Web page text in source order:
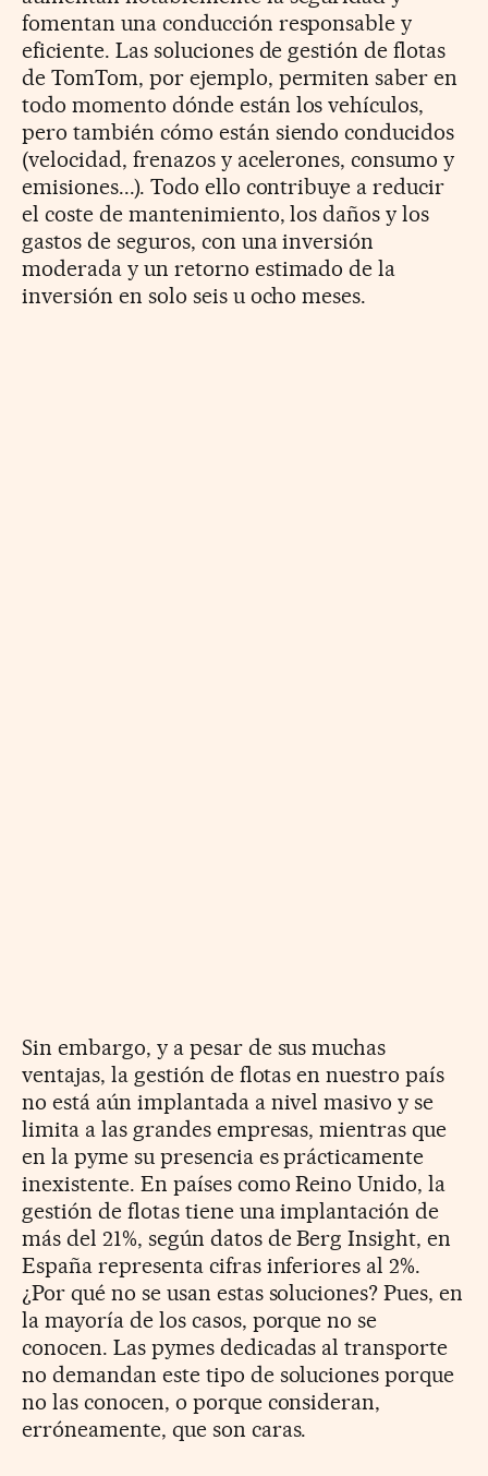
fomentan una conducción responsable y
eficiente. Las soluciones de gestión de flotas
de TomTom, por ejemplo, permiten saber en
todo momento dónde están los vehículos,
pero también cómo están siendo conducidos
(velocidad, frenazos y acelerones, consumo y
emisiones...). Todo ello contribuye a reducir
el coste de mantenimiento, los daños y los
gastos de seguros, con una inversión
moderada y un retorno estimado de la
inversión en solo seis u ocho meses.
Sin embargo, y a pesar de sus muchas
ventajas, la gestión de flotas en nuestro país
no está aún implantada a nivel masivo y se
limita a las grandes empresas, mientras que
en la pyme su presencia es prácticamente
inexistente. En países como Reino Unido, la
gestión de flotas tiene una implantación de
más del 21%, según datos de Berg Insight, en
España representa cifras inferiores al 2%.
¿Por qué no se usan estas soluciones? Pues, en
la mayoría de los casos, porque no se
conocen. Las pymes dedicadas al transporte
no demandan este tipo de soluciones porque
no las conocen, o porque consideran,
erróneamente, que son caras.